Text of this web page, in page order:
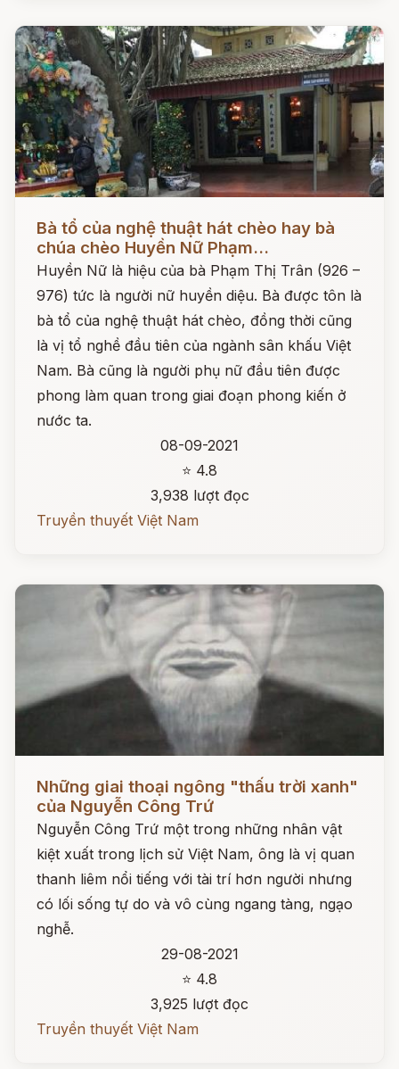
Đọc ngay
Bà tổ của nghệ thuật hát chèo hay bà
chúa chèo Huyền Nữ Phạm...
Huyền Nữ là hiệu của bà Phạm Thị Trân (926 –
976) tức là người nữ huyền diệu. Bà được tôn là
bà tổ của nghệ thuật hát chèo, đồng thời cũng
là vị tổ nghề đầu tiên của ngành sân khấu Việt
Nam. Bà cũng là người phụ nữ đầu tiên được
phong làm quan trong giai đoạn phong kiến ở
nước ta.
08-09-2021
⭐ 4.8
3,938 lượt đọc
Truyền thuyết Việt Nam
Những giai thoại ngông "thấu trời xanh"
của Nguyễn Công Trứ
Nguyễn Công Trứ một trong những nhân vật
kiệt xuất trong lịch sử Việt Nam, ông là vị quan
thanh liêm nổi tiếng với tài trí hơn người nhưng
có lối sống tự do và vô cùng ngang tàng, ngạo
nghễ.
29-08-2021
⭐ 4.8
3,925 lượt đọc
Truyền thuyết Việt Nam